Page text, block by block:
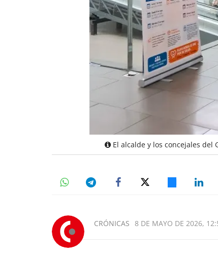
El alcalde y los concejales
CRÓNICAS 8 DE MAYO DE 2026,